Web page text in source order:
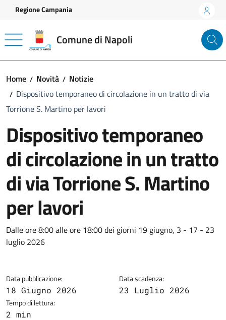
Vai ai contenuti
Vai al footer
Regione Campania
Comune di Napoli
Home Novità
Notizie
Dispositivo temporaneo di circolazione in un tratto di via
Torrione S. Martino per lavori
Dispositivo temporaneo
di circolazione in un tratto
di via Torrione S. Martino
per lavori
Dettagli della notizia
Dalle ore 8:00 alle ore 18:00 dei giorni 19 giugno, 3 - 17 - 23
luglio 2026
Data pubblicazione:
18 Giugno 2026
Data scadenza:
23 Luglio 2026
Tempo di lettura:
2 min